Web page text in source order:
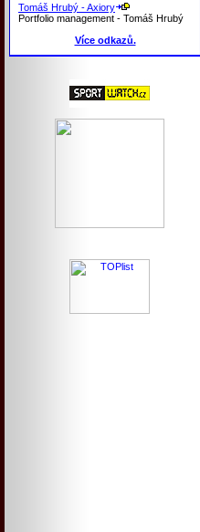
Tomáš Hrubý - Axiory
Portfolio management - Tomáš Hrubý
Více odkazů.